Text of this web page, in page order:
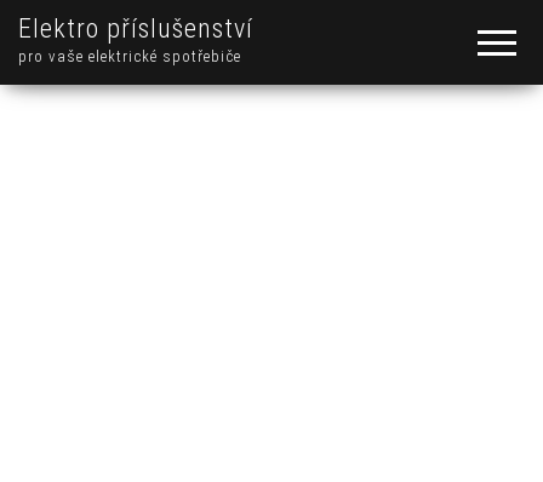
Elektro příslušenství
pro vaše elektrické spotřebiče